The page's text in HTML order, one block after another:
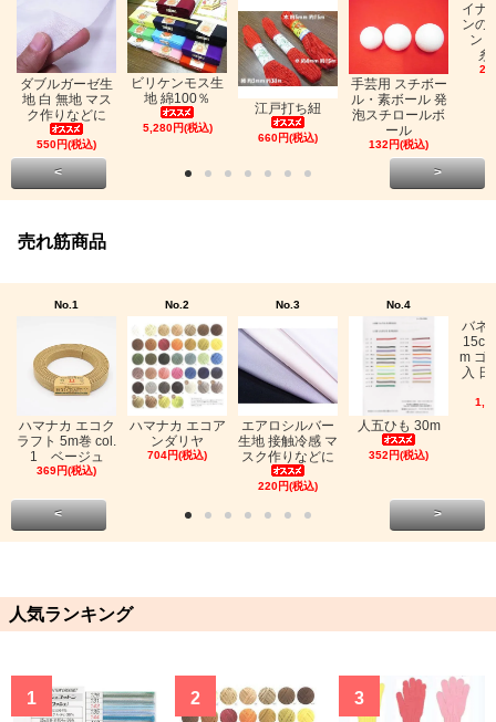
ダブルガーゼ生
地 白 無地 マス
ク作りなどに
550円(税込)
ビリケンモス生
地 綿100％
5,280円(税込)
江戸打ち紐
660円(税込)
手芸用 スチボー
ル・素ボール 発
泡スチロールボ
ール
132円(税込)
イナ
ンの
ン
糸
< >
売れ筋商品
No.1
ハマナカ エコク
ラフト 5m巻 col.
1 ベージュ
369円(税込)
No.2
ハマナカ エコア
ンダリヤ
704円(税込)
No.3
エアロシルバー
生地 接触冷感 マ
スク作りなどに
220円(税込)
No.4
人五ひも 30m
352円(税込)
バネ
m ゴ
入
< >
人気ランキング
1 2 3